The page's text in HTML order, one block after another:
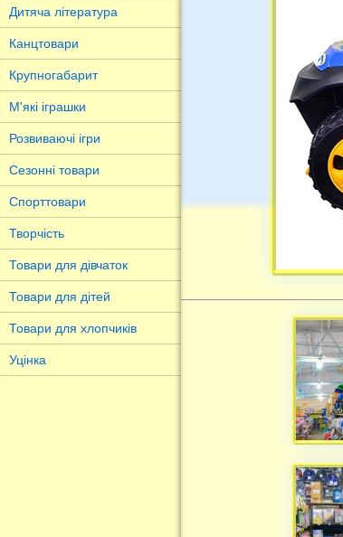
Дитяча література
Канцтовари
Крупногабарит
М'які іграшки
Розвиваючі ігри
Сезонні товари
Спорттовари
Творчість
Товари для дівчаток
Товари для дітей
Товари для хлопчиків
Уцінка